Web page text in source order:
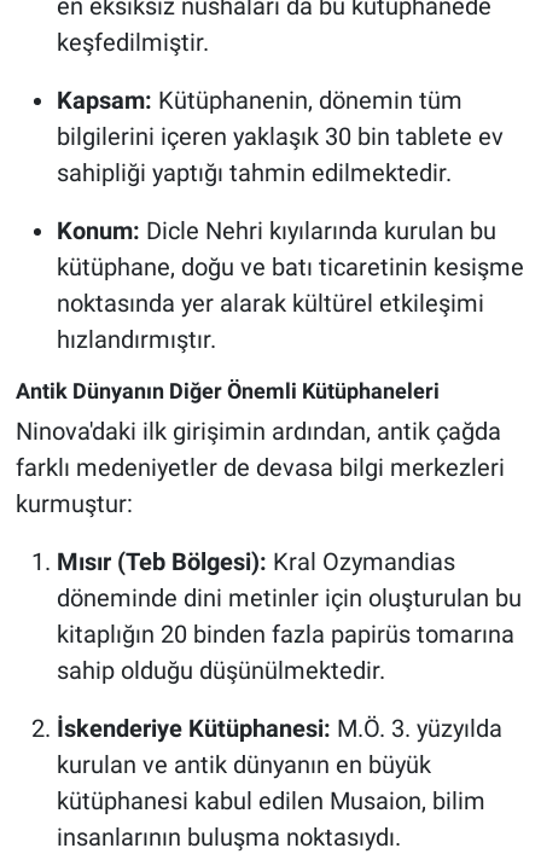
en eksiksiz nüshaları da bu kütüphanede
keşfedilmiştir.
Kapsam: Kütüphanenin, dönemin tüm
bilgilerini içeren yaklaşık 30 bin tablete ev
sahipliği yaptığı tahmin edilmektedir.
Konum: Dicle Nehri kıyılarında kurulan bu
kütüphane, doğu ve batı ticaretinin kesişme
noktasında yer alarak kültürel etkileşimi
hızlandırmıştır.
Antik Dünyanın Diğer Önemli Kütüphaneleri
Ninova'daki ilk girişimin ardından, antik çağda
farklı medeniyetler de devasa bilgi merkezleri
kurmuştur:
Mısır (Teb Bölgesi): Kral Ozymandias
döneminde dini metinler için oluşturulan bu
kitaplığın 20 binden fazla papirüs tomarına
sahip olduğu düşünülmektedir.
İskenderiye Kütüphanesi: M.Ö. 3. yüzyılda
kurulan ve antik dünyanın en büyük
kütüphanesi kabul edilen Musaion, bilim
insanlarının buluşma noktasıydı.